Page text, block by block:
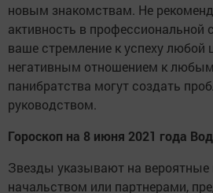
новым знакомствам. Не
активность в профессиональной
ваше стремление к успеху любой
негативным отношением к
панибратства могут создать
руководством.
Гороскоп на 8 июня 2021 года
Звезды указывают на
начальством или партнерами,